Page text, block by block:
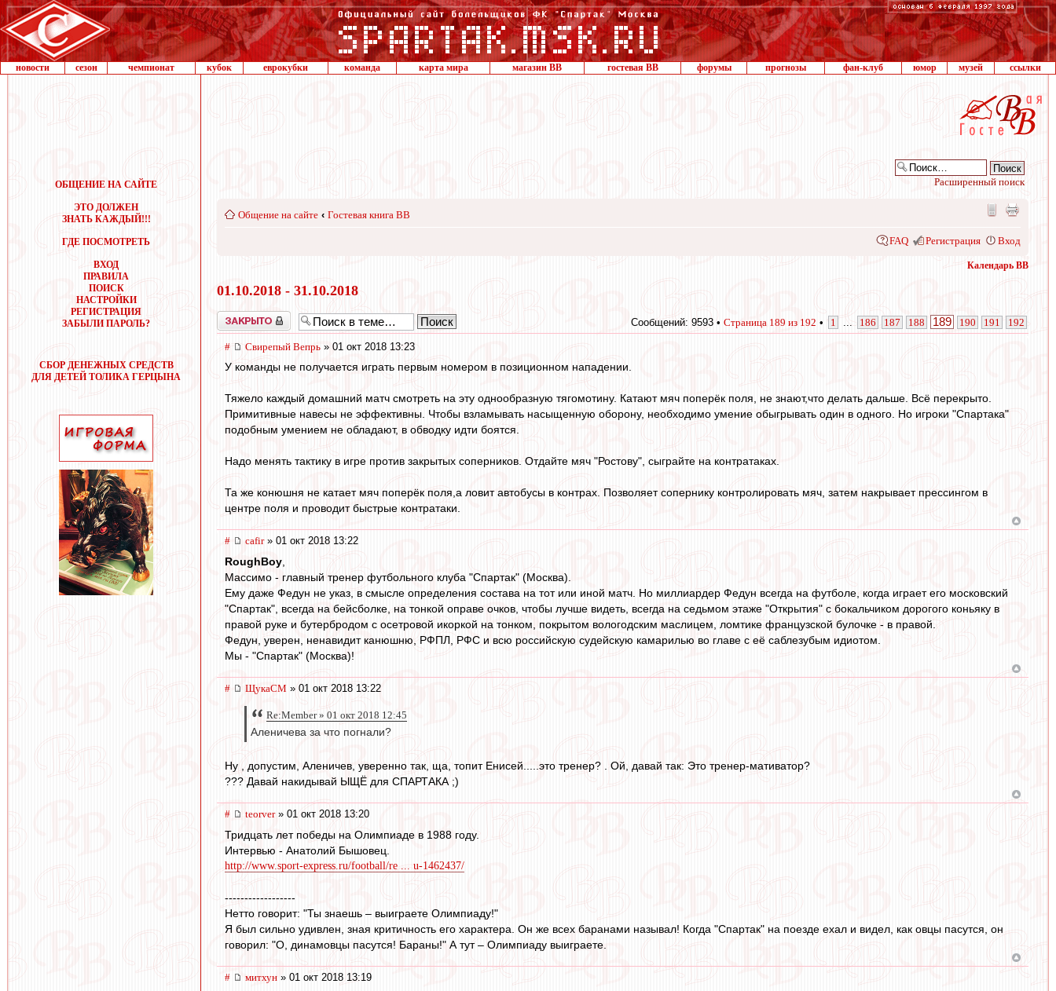
новости сезон чемпионат кубок еврокубки команда карта мира магазин ВВ гостевая ВВ форумы прогнозы фан-клуб юмор музей ссылки
ОБЩЕНИЕ НА САЙТЕ
ЭТО ДОЛЖЕН
ЗНАТЬ КАЖДЫЙ!!!
ГДЕ ПОСМОТРЕТЬ
ВХОД
ПРАВИЛА
ПОИСК
НАСТРОЙКИ
РЕГИСТРАЦИЯ
ЗАБЫЛИ ПАРОЛЬ?
СБОР ДЕНЕЖНЫХ СРЕДСТВ
ДЛЯ ДЕТЕЙ ТОЛИКА ГЕРЦЫНА
Расширенный поиск
Общение на сайте ‹ Гостевая книга ВВ
FAQ Регистрация Вход
Календарь ВВ
01.10.2018 - 31.10.2018
Закрыто Сообщений: 9593 • Страница 189 из 192 • 1 186 187 188 189 190 191 192
# Свирепый Вепрь » 01 окт 2018 13:23
У команды не получается играть первым номером в позиционном нападении.
Тяжело каждый домашний матч смотреть на эту однообразную тягомотину. Катают мяч поперёк поля, не знают,что делать дальше. Всё перекрыто.
Примитивные навесы не эффективны. Чтобы взламывать насыщенную оборону, необходимо умение обыгрывать один в одного. Но игроки "Спартака"
подобным умением не обладают, в обводку идти боятся.
Надо менять тактику в игре против закрытых соперников. Отдайте мяч "Ростову", сыграйте на контратаках.
Та же конюшня не катает мяч поперёк поля,а ловит автобусы в контрах. Позволяет сопернику контролировать мяч, затем накрывает прессингом в
центре поля и проводит быстрые контратаки.
# cafir» 01 окт 2018 13:22
RoughBoy
Массимо - главный тренер футбольного клуба "Спартак" (Москва).
Ему даже Федун не указ, в смысле определения состава на тот или иной матч. Но миллиардер Федун всегда на футболе, когда играет его московский
"Спартак", всегда на бейсболке, на тонкой оправе очков, чтобы лучше видеть, всегда на седьмом этаже "Открытия" с бокальчиком дорогого коньяку в
правой руке и бутербродом с осетровой икоркой на тонком, покрытом вологодским маслицем, ломтике французской булочке - в правой.
Федун, уверен, ненавидит канюшню, РФПЛ, РФС и всю российскую судейскую камарилью во главе с её саблезубым идиотом.
Мы - "Спартак" (Москва)!
# ЩукаСМ » 01 окт 2018 13:22
Re:Member » 01 окт 2018 12:45
Аленичева за что погнали?
Ну , допустим, Аленичев, уверенно так, ща, топит Енисей.....это тренер? . Ой, давай так: Это тренер-мативатор?
??? Давай накидывай ЫЩЁ для СПАРТАКА ;)
# teorver» 01 окт 2018 13:20
Тридцать лет победы на Олимпиаде в 1988 году.
Интервью - Анатолий Бышовец.
http://www.sport-express.ru/football/re ... u-1462437/
------------------
Нетто говорит: "Ты знаешь – выиграете Олимпиаду!"
Я был сильно удивлен, зная критичность его характера. Он же всех баранами называл! Когда "Спартак" на поезде ехал и видел, как овцы пасутся, он
говорил: "О, динамовцы пасутся! Бараны!" А тут – Олимпиаду выиграете.
# митхун » 01 окт 2018 13:19